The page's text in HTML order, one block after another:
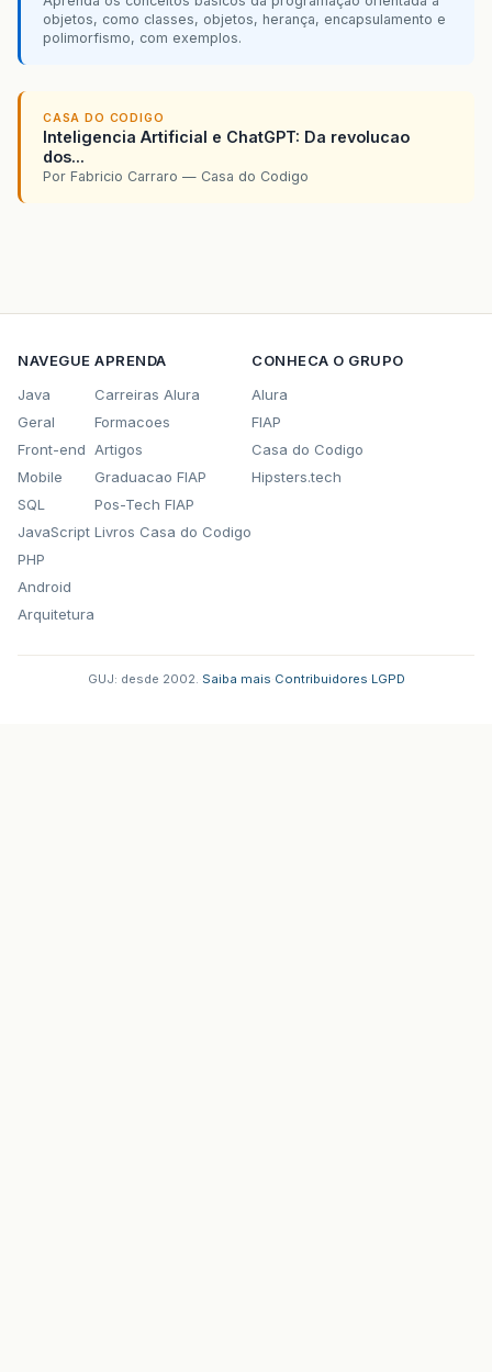
objetos, como classes, objetos, herança, encapsulamento e
polimorfismo, com exemplos.
CASA DO CODIGO
Inteligencia Artificial e ChatGPT: Da revolucao
dos...
Por Fabricio Carraro — Casa do Codigo
NAVEGUE
Java
Geral
Front-end
Mobile
SQL
JavaScript
PHP
Android
Arquitetura
APRENDA
Carreiras Alura
Formacoes
Artigos
Graduacao FIAP
Pos-Tech FIAP
Livros Casa do Codigo
CONHECA O GRUPO
Alura
FIAP
Casa do Codigo
Hipsters.tech
GUJ: desde 2002. Saiba mais Contribuidores LGPD